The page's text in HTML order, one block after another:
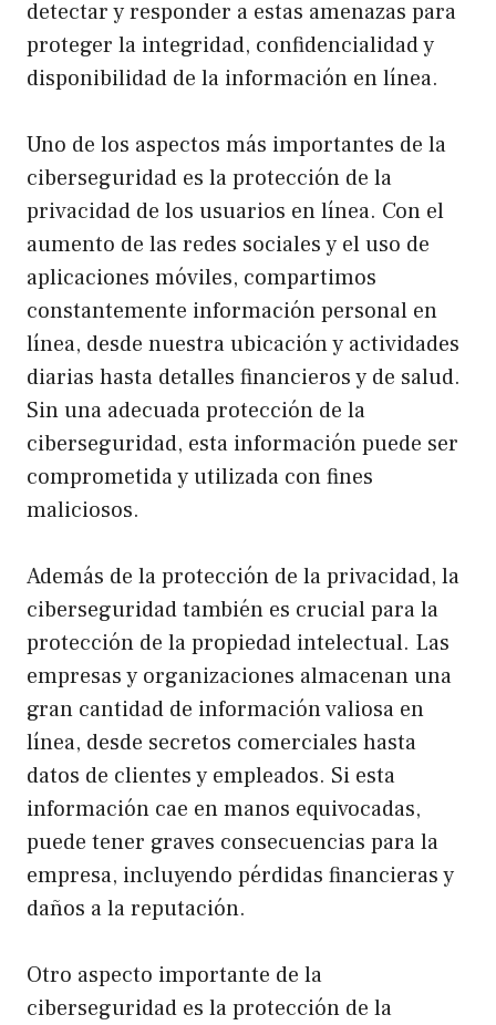
detectar y responder a estas amenazas para
proteger la integridad, confidencialidad y
disponibilidad de la información en línea.
Uno de los aspectos más importantes de la
ciberseguridad es la protección de la
privacidad de los usuarios en línea. Con el
aumento de las redes sociales y el uso de
aplicaciones móviles, compartimos
constantemente información personal en
línea, desde nuestra ubicación y actividades
diarias hasta detalles financieros y de salud.
Sin una adecuada protección de la
ciberseguridad, esta información puede ser
comprometida y utilizada con fines
maliciosos.
Además de la protección de la privacidad, la
ciberseguridad también es crucial para la
protección de la propiedad intelectual. Las
empresas y organizaciones almacenan una
gran cantidad de información valiosa en
línea, desde secretos comerciales hasta
datos de clientes y empleados. Si esta
información cae en manos equivocadas,
puede tener graves consecuencias para la
empresa, incluyendo pérdidas financieras y
daños a la reputación.
Otro aspecto importante de la
ciberseguridad es la protección de la